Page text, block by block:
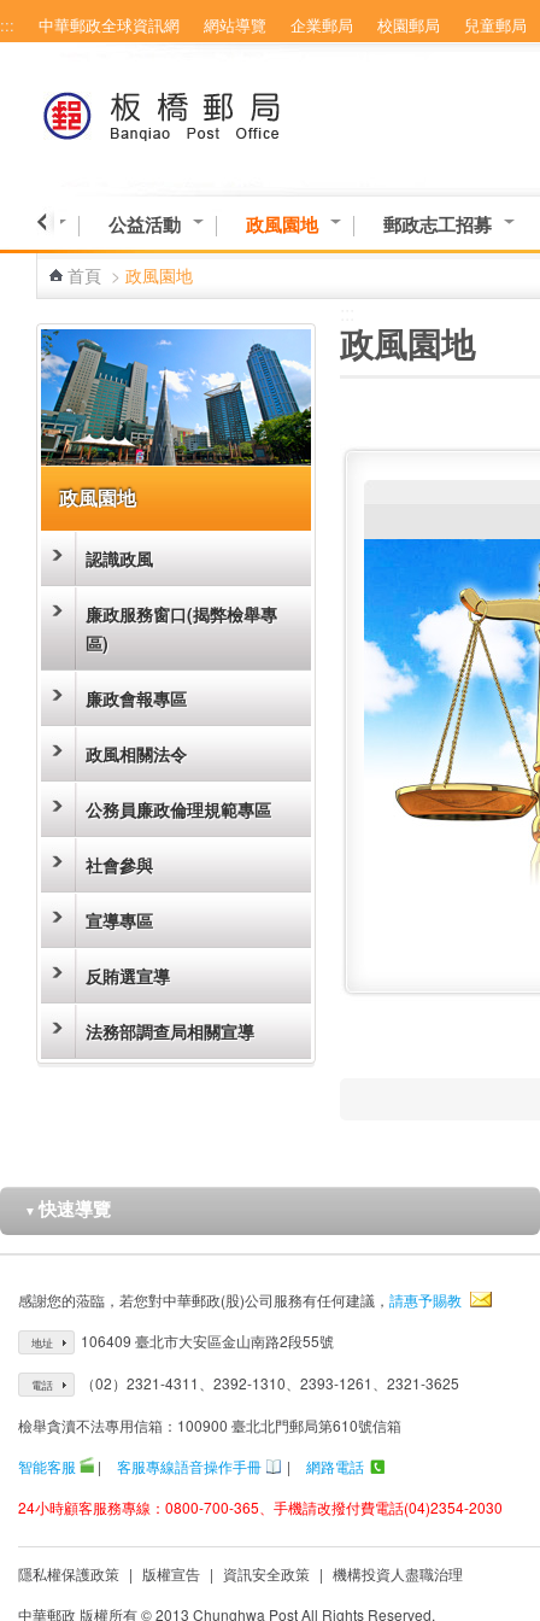
跳到主要內容區塊
::: 中華郵政全球資訊網 網站導覽 企業郵局 校園郵局 兒童郵局
交流 公益活動 政風園地 郵政志工招募
首頁 > 政風園地
政風園地
認識政風
廉政服務窗口(揭弊檢舉專
區)
廉政會報專區
政風相關法令
公務員廉政倫理規範專區
社會參與
宣導專區
反賄選宣導
法務部調查局相關宣導
政風園地
▼ 快速導覽
感謝您的蒞臨，若您對中華郵政(股)公司服務有任何建議， 請惠予賜教
地址 106409 臺北市大安區金山南路2段55號
電話 （02）2321-4311、2392-1310、2393-1261、2321-3625
檢舉貪瀆不法專用信箱：100900 臺北北門郵局第610號信箱
智能客服
| 客服專線語音操作手冊 |
網路電話
24小時顧客服務專線：0800-700-365、手機請改撥付費電話(04)2354-2030
隱私權保護政策 | 版權宣告 | 資訊安全政策 | 機構投資人盡職治理
中華郵政 版權所有 © 2013 Chunghwa Post All Rights Reserved.